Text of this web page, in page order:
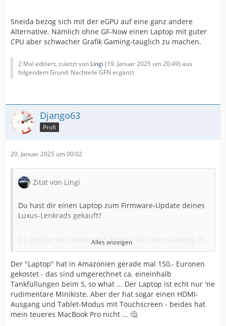
Sneida bezog sich mit der eGPU auf eine ganz andere
Alternative. Nämlich ohne GF-Now einen Laptop mit guter
CPU aber schwacher Grafik Gaming-tauglich zu machen.
2 Mal editiert, zuletzt von Lingi (19. Januar 2025 um 20:49) aus
folgendem Grund: Nachteile GFN ergänzt
Django63
Profi
20. Januar 2025 um 00:02
Zitat von Lingi
Du hast dir einen Laptop zum Firmware-Update deines
Luxus-Lenkrads gekauft?
Ich glaube wir können das Budget für einen Gaming-PC
erhöhen.
Denn, wie gesagt, wann ein Gaming PC "Gut" ist, hängt
von dem an was man machen möchte.
Grundsätlich ja.
Alles anzeigen
Der "Laptop" hat in Amazonien gerade mal 150,- Euronen
gekostet - das sind umgerechnet ca. eineinhalb
Tankfüllungen beim S, so what ... Der Laptop ist echt nur 'ne
rudimentäre Minikiste. Aber der hat sogar einen HDMI-
Ausgang und Tablet-Modus mit Touchscreen - beides hat
mein teueres MacBook Pro nicht ... 🤔